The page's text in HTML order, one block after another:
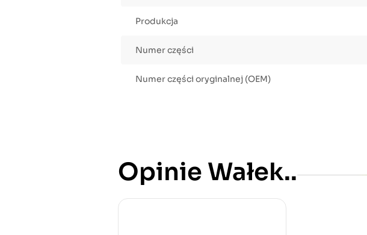
Produkcja
Numer części
Numer części oryginalnej (OEM)
Opinie Wałek..